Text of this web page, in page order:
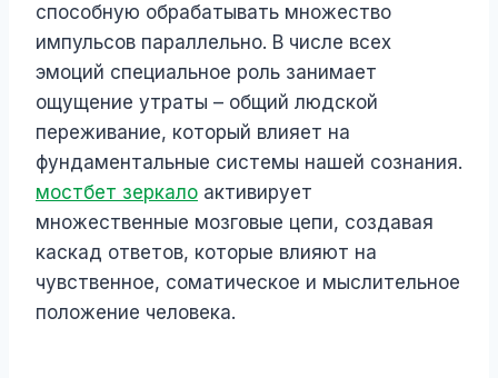
способную обрабатывать множество
импульсов параллельно. В числе всех
эмоций специальное роль занимает
ощущение утраты – общий людской
переживание, который влияет на
фундаментальные системы нашей сознания.
мостбет зеркало активирует
множественные мозговые цепи, создавая
каскад ответов, которые влияют на
чувственное, соматическое и мыслительное
положение человека.